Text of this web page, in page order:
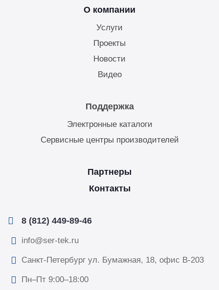
О компании
Услуги
Проекты
Новости
Видео
Поддержка
Электронные каталоги
Сервисные центры производителей
Партнеры
Контакты
8 (812) 449-89-46
info@ser-tek.ru
Санкт-Петербург ул. Бумажная, 18, офис B-203
Пн–Пт 9:00–18:00